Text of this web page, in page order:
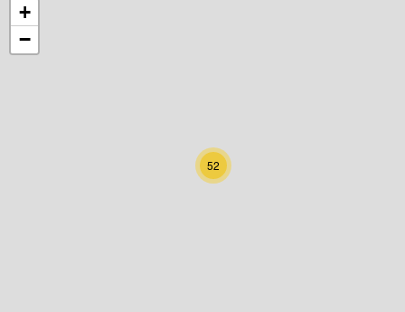
Niederösterreich
Oberösterreich
52
+
−